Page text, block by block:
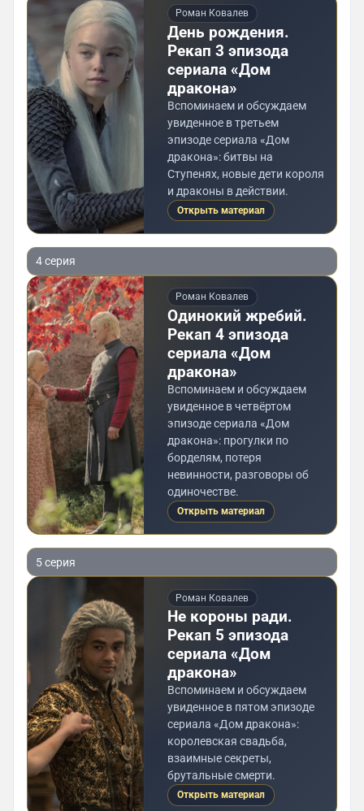
Роман Ковалев
День рождения.
Рекап 3 эпизода
сериала «Дом
дракона»
Вспоминаем и обсуждаем
увиденное в третьем
эпизоде сериала «Дом
дракона»: битвы на
Ступенях, новые дети короля
и драконы в действии.
Открыть материал
4 серия
Роман Ковалев
Одинокий жребий.
Рекап 4 эпизода
сериала «Дом
дракона»
Вспоминаем и обсуждаем
увиденное в четвёртом
эпизоде сериала «Дом
дракона»: прогулки по
борделям, потеря
невинности, разговоры об
одиночестве.
Открыть материал
5 серия
Роман Ковалев
Не короны ради.
Рекап 5 эпизода
сериала «Дом
дракона»
Вспоминаем и обсуждаем
увиденное в пятом эпизоде
сериала «Дом дракона»:
королевская свадьба,
взаимные секреты,
брутальные смерти.
Открыть материал